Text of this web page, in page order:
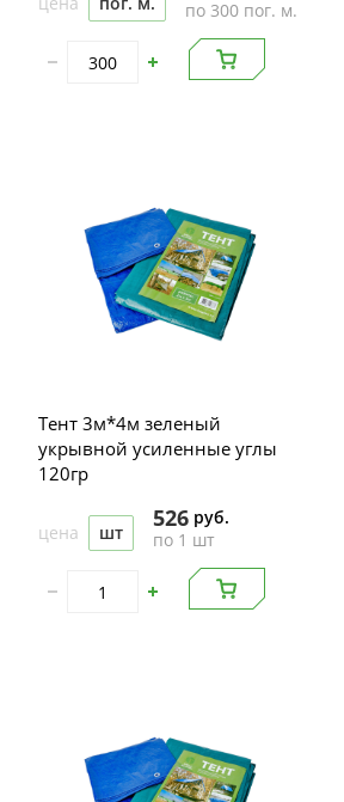
по 300 пог. м.
Тент 3м*4м зеленый
укрывной усиленные углы
120гр
цена шт
526 руб.
по 1 шт